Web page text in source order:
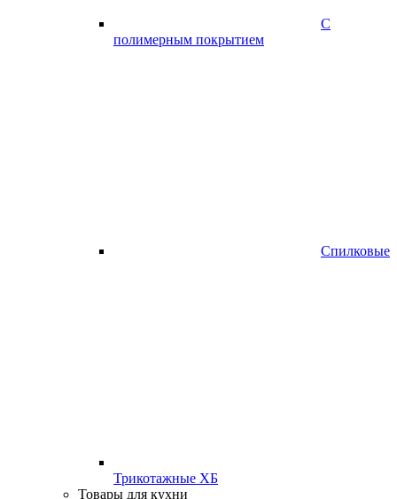
С
полимерным покрытием
Спилковые
Трикотажные ХБ
Товары для кухни